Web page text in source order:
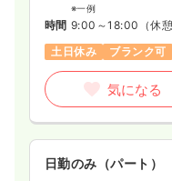
※一例
時間 9:00～18:00 （休
土日休み
ブランク可
気になる
日勤のみ（パート）